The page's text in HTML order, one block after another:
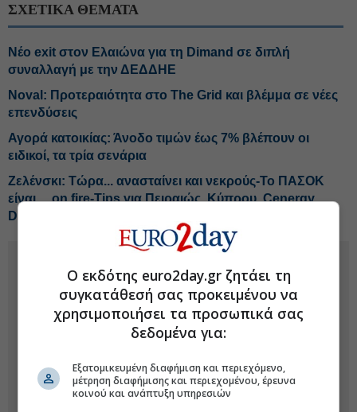
ΣΧΕΤΙΚΑ ΘΕΜΑΤΑ
Νέο exit στον Ελαιώνα για τη Dimand σε διπλή
συναλλαγή με την ΔΕΔΔΗΕ
Noval: Προτεραιότητα στο The Grid και βλέμμα σε νέες
επενδύσεις
Αγορά κατοικίας: Άνοδο τιμών έως 7% βλέπουν οι
ειδικοί, τα τρία σενάρια
Ζελένσκι: Τώρα... ανασταίνει και νεκρούς-Το ΠΑΣΟΚ
είναι… on fire-Tips για Πειραιώς, Κύπρου, Cenergy,
Dimand
Ο εκδότης euro2day.gr ζητάει τη
συγκατάθεσή σας προκειμένου να
χρησιμοποιήσει τα προσωπικά σας
δεδομένα για:
Εξατομικευμένη διαφήμιση και περιεχόμενο,
μέτρηση διαφήμισης και περιεχομένου, έρευνα
κοινού και ανάπτυξη υπηρεσιών